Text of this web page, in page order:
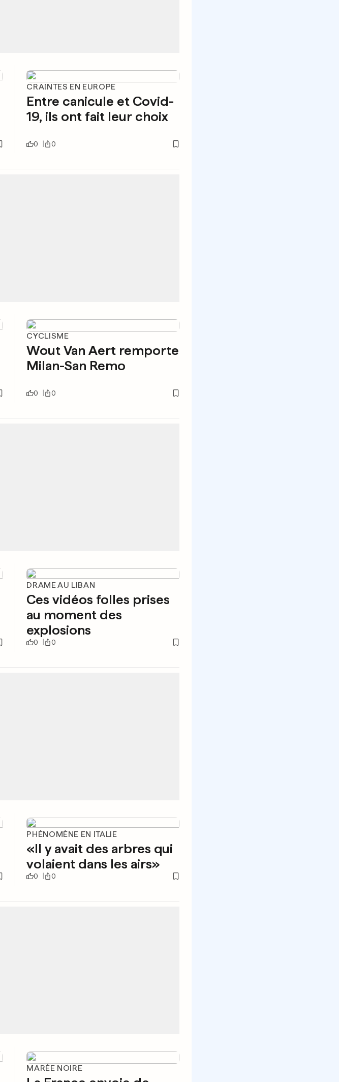
CRAINTES EN EUROPE
Entre canicule et Covid-
19, ils ont fait leur choix
0 0
CYCLISME
Wout Van Aert remporte
Milan-San Remo
0 0
DRAME AU LIBAN
Ces vidéos folles prises
au moment des
explosions
0 0
PHÉNOMÈNE EN ITALIE
«Il y avait des arbres qui
volaient dans les airs»
0 0
MARÉE NOIRE